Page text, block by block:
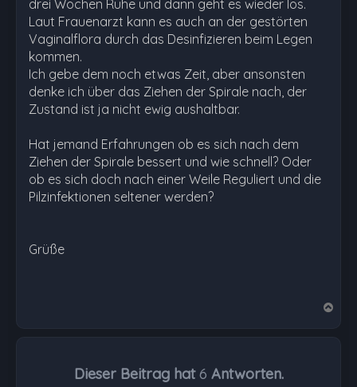
drei Wochen Ruhe und dann geht es wieder los.
Laut Frauenarzt kann es auch an der gestörten
Vaginalflora durch das Desinfizieren beim Legen
kommen.
Ich gebe dem noch etwas Zeit, aber ansonsten
denke ich über das Ziehen der Spirale nach, der
Zustand ist ja nicht ewig aushaltbar.
Hat jemand Erfahrungen ob es sich nach dem
Ziehen der Spirale bessert und wie schnell? Oder
ob es sich doch nach einer Weile Reguliert und die
Pilzinfektionen seltener werden?
Grüße
Dieser Beitrag hat6 Antworten.